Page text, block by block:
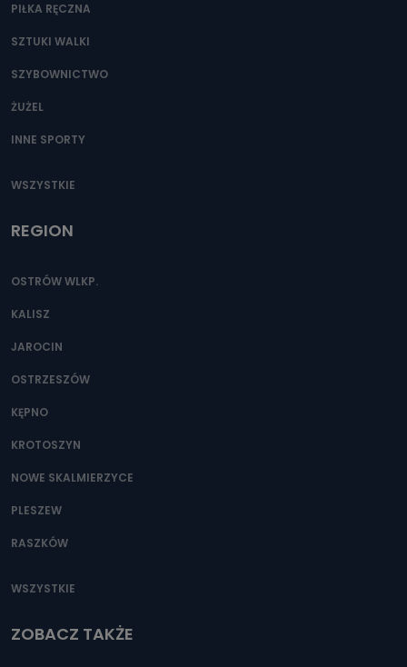
PIŁKA RĘCZNA
SZTUKI WALKI
SZYBOWNICTWO
ŻUŻEL
INNE SPORTY
WSZYSTKIE
REGION
OSTRÓW WLKP.
KALISZ
JAROCIN
OSTRZESZÓW
KĘPNO
KROTOSZYN
NOWE SKALMIERZYCE
PLESZEW
RASZKÓW
WSZYSTKIE
ZOBACZ TAKŻE